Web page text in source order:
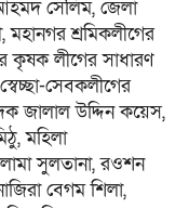
সেলিম, জেলা
মহানগর শ্রমিকলীগের
কৃষক লীগের সাধারণ
সেবকলীগের
জালাল উদ্দিন কয়েস,
মহিলা
সুলতানা, রওশন
বেগম শিলা,